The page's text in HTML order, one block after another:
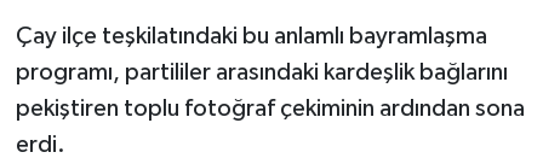
Çay ilçe teşkilatındaki bu anlamlı bayramlaşma
programı, partililer arasındaki kardeşlik bağlarını
pekiştiren toplu fotoğraf çekiminin ardından sona
erdi.